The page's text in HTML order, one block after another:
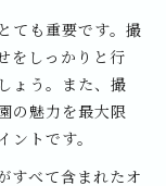
ても重要です。撮
をしっかりと行
ょう。また、撮
の魅力を最大限
トです。
すべて含まれたオ